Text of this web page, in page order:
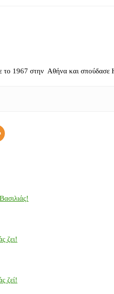
το 1967 στην Αθήνα και σπούδασε
ζει!
ζεί!